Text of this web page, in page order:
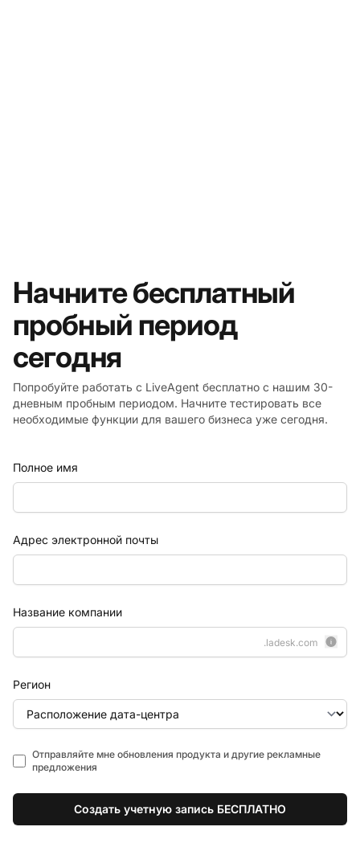
Начните бесплатный
пробный период
сегодня
Попробуйте работать с LiveAgent бесплатно с нашим 30-
дневным пробным периодом. Начните тестировать все
необходимые функции для вашего бизнеса уже сегодня.
Полное имя
Адрес электронной почты
Название компании
.ladesk.com
Регион
Отправляйте мне обновления продукта и другие рекламные
предложения
Создать учетную запись БЕСПЛАТНО